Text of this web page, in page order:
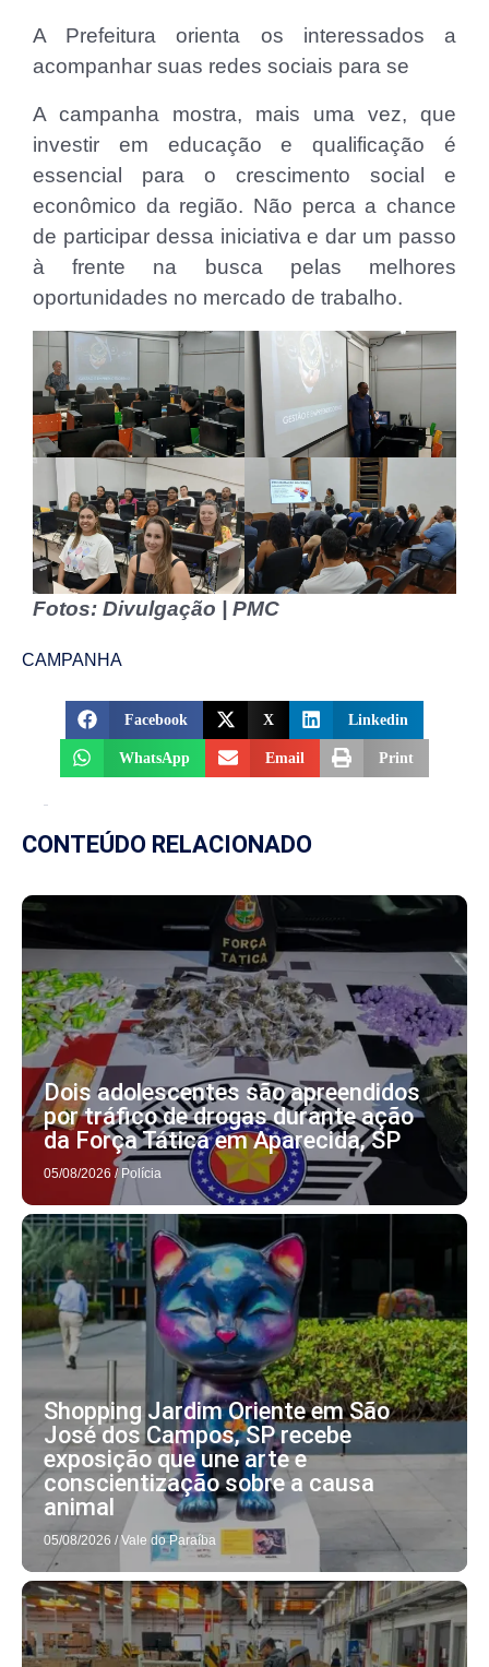
A Prefeitura orienta os interessados ​​a
acompanhar suas redes sociais para se
A campanha mostra, mais uma vez, que
investir em educação e qualificação é
essencial para o crescimento social e
econômico da região. Não perca a chance
de participar dessa iniciativa e dar um passo
à frente na busca pelas melhores
oportunidades no mercado de trabalho.
Fotos: Divulgação | PMC
CAMPANHA
Facebook X Linkedin
WhatsApp Email Print
CONTEÚDO RELACIONADO
Dois adolescentes são apreendidos
por tráfico de drogas durante ação
da Força Tática em Aparecida, SP
05/08/2026 / Polícia
Shopping Jardim Oriente em São
José dos Campos, SP recebe
exposição que une arte e
conscientização sobre a causa
animal
05/08/2026 / Vale do Paraíba